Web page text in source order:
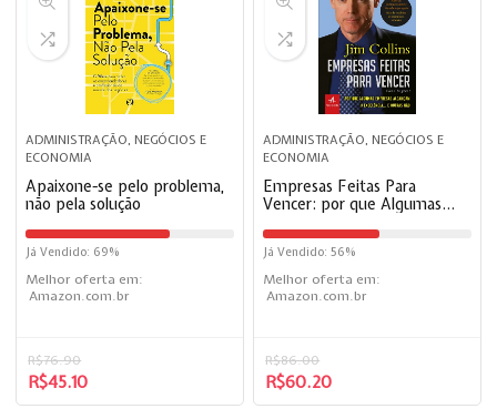
ADMINISTRAÇÃO, NEGÓCIOS E
ECONOMIA
Apaixone-se pelo problema,
não pela solução
Já Vendido: 69%
Melhor oferta em:
Amazon.com.br
R$76.90
R$45.10
ADMINISTRAÇÃO, NEGÓCIOS E
ECONOMIA
Empresas Feitas Para
Vencer: por que Algumas
Excelência… e Outras Não
Já Vendido: 56%
Melhor oferta em:
Amazon.com.br
R$86.00
R$60.20